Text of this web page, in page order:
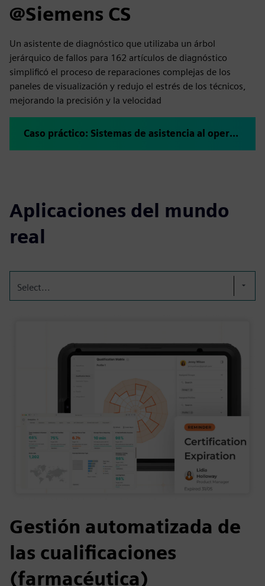
@Siemens CS
Un asistente de diagnóstico que utilizaba un árbol
jerárquico de fallos para 162 artículos de diagnóstico
simplificó el proceso de reparaciones complejas de los
paneles de visualización y redujo el estrés de los técnicos,
mejorando la precisión y la velocidad
Caso práctico: Sistemas de asistencia al operador para trabajos de reparación
Aplicaciones del mundo
real
Select...
Gestión automatizada de
las cualificaciones
(farmacéutica)